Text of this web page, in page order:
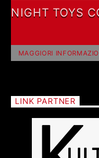
NIGHT TOYS
MAGGIORI
LINK PARTNER